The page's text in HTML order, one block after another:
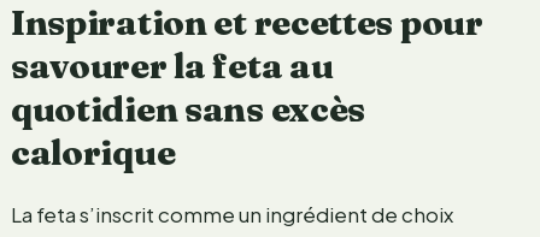
Inspiration et recettes pour
savourer la feta au
quotidien sans excès
calorique
La feta s’inscrit comme un ingrédient de choix